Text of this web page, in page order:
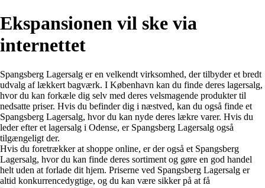
Ekspansionen vil ske via
internettet
Spangsberg Lagersalg er en velkendt virksomhed, der tilbyder et bredt
udvalg af lækkert bagværk. I København kan du finde deres lagersalg,
hvor du kan forkæle dig selv med deres velsmagende produkter til
nedsatte priser. Hvis du befinder dig i næstved, kan du også finde et
Spangsberg Lagersalg, hvor du kan nyde deres lækre varer. Hvis du
leder efter et lagersalg i Odense, er Spangsberg Lagersalg også
tilgængeligt der.
Hvis du foretrækker at shoppe online, er der også et Spangsberg
Lagersalg, hvor du kan finde deres sortiment og gøre en god handel
helt uden at forlade dit hjem. Priserne ved Spangsberg Lagersalg er
altid konkurrencedygtige, og du kan være sikker på at få